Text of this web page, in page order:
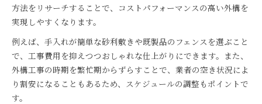
お金がない時でも実現できる外構工事のコツ
費用を抑えた外構工事の優先順位とポイント
50万円でできる外構工事の実例と工夫集
外構工事を安くする素材選びのポイント
外構工事を安く抑えるおすすめ素材の選び方
安い外構工事に適した素材とその特徴を解説
方法をリサーチすることで、コストパフォーマンスの高い外構を
実現しやすくなります。
例えば、手入れが簡単な砂利敷きや既製品のフェンスを選ぶこと
で、工事費用を抑えつつおしゃれな仕上がりにできます。また、
外構工事の時期を繁忙期からずらすことで、業者の空き状況によ
り割安になることもあるため、スケジュールの調整もポイントで
す。